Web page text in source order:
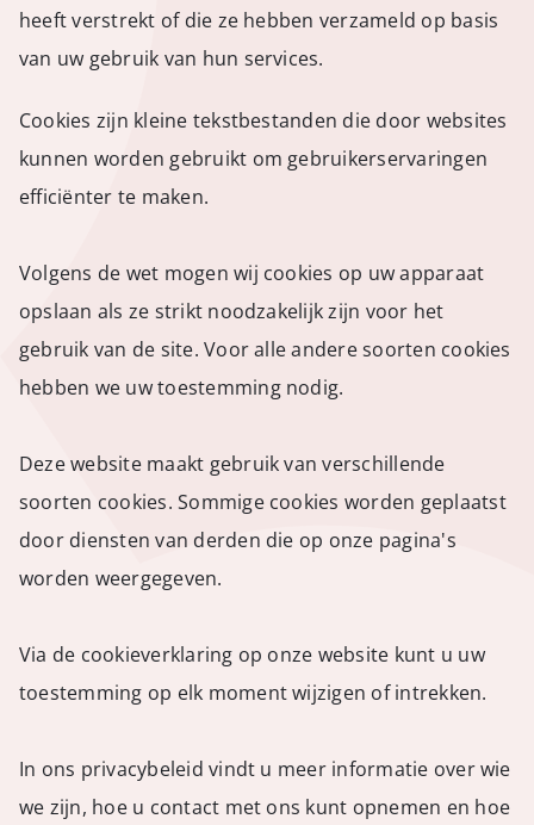
heeft verstrekt of die ze hebben verzameld op basis
van uw gebruik van hun services.
Cookies zijn kleine tekstbestanden die door websites
kunnen worden gebruikt om gebruikerservaringen
efficiënter te maken.
Volgens de wet mogen wij cookies op uw apparaat
opslaan als ze strikt noodzakelijk zijn voor het
gebruik van de site. Voor alle andere soorten cookies
hebben we uw toestemming nodig.
Deze website maakt gebruik van verschillende
soorten cookies. Sommige cookies worden geplaatst
door diensten van derden die op onze pagina's
worden weergegeven.
Via de cookieverklaring op onze website kunt u uw
toestemming op elk moment wijzigen of intrekken.
In ons privacybeleid vindt u meer informatie over wie
we zijn, hoe u contact met ons kunt opnemen en hoe